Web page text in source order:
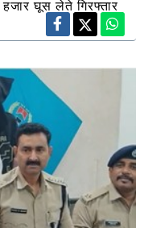
घूस लेते गिरफ्तार